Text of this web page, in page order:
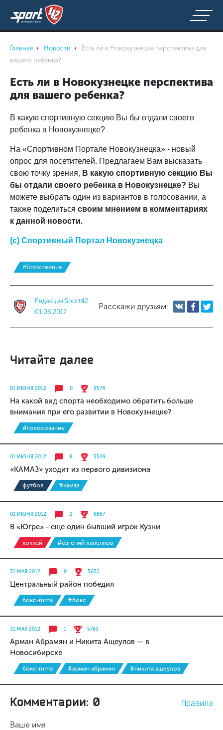
Главная Новости
Есть ли в Новокузнецке перспектива для
вашего ребенка?
Есть ли в Новокузнецке перспектива
для вашего ребенка?
В какую спортивную секцию Вы бы отдали своего
ребенка в Новокузнецке?
На «Спортивном Портале Новокузнецка» - новый
опрос для посетителей. Предлагаем Вам высказать
свою точку зрения, В какую спортивную секцию Вы
бы отдали своего ребенка в Новокузнецке? Вы
можете выбрать один из вариантов в голосовании, а
также поделиться своим мнением в комментариях
к данной новости.
(с) Спортивный Портал Новокузнецка
#Голосование
Редакция Sport42
01.06.2012
Расскажи друзьям:
Читайте далее
01 ИЮНЯ 2012 0 5574
На какой вид спорта необходимо обратить больше
внимания при его развитии в Новокузнецке?
#голосование
01 ИЮНЯ 2012 8 5549
«КАМАЗ» уходит из первого дивизиона
футбол #камаз
01 ИЮНЯ 2012 2 6867
В «Югре» - еще один бывший игрок Кузни
хоккей #евгений лапенков
31 МАЯ 2012 0 5652
Центральный район победил
бокс-mma #бокс
31 МАЯ 2012 1 5763
Арман Абрамян и Никита Ащеулов — в
Новосибирске
бокс-mma #арман абрамян #никита ащеулов
Комментарии: 0 Правила
Ваше имя